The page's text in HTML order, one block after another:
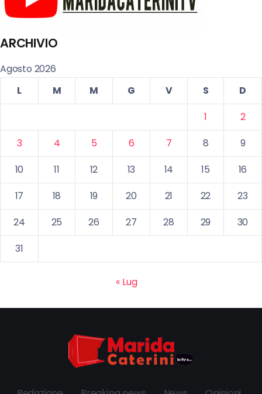
ARCHIVIO
Agosto 2026
L
M M G V S
D
1
2
3
4 5 6 7 8
9
10
11 12 13 14 15
16
17
18 19 20 21 22
23
24
25 26 27 28 29
30
31
« Lug